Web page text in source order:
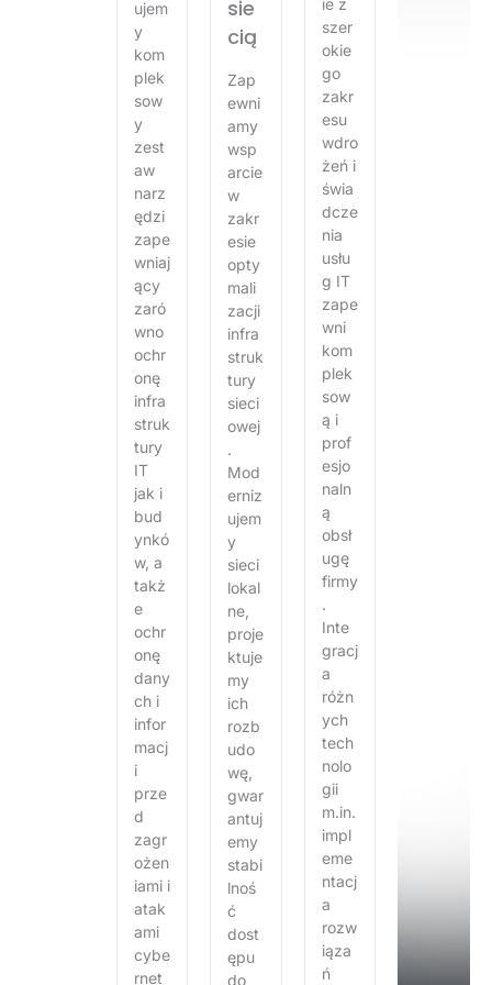
ujem
y
kom
plek
sow
y
zest
aw
narz
ędzi
zape
wniaj
ący
zaró
wno
ochr
onę
infra
struk
tury
IT
jak i
bud
ynkó
w, a
takż
e
ochr
onę
dany
ch i
infor
macj
i
prze
d
zagr
ożen
iami i
atak
ami
cybe
rnet
sie
cią
Zap
ewni
amy
wsp
arcie
w
zakr
esie
opty
mali
zacji
infra
struk
tury
sieci
owej
.
Mod
erniz
ujem
y
sieci
lokal
ne,
proje
ktuje
my
ich
rozb
udo
wę,
gwar
antuj
emy
stabi
lnoś
ć
dost
ępu
do
ie z
szer
okie
go
zakr
esu
wdro
żeń i
świa
dcze
nia
usłu
g IT
zape
wni
kom
plek
sow
ą i
prof
esjo
naln
ą
obsł
ugę
firmy
.
Inte
gracj
a
różn
ych
tech
nolo
gii
m.in.
impl
eme
ntacj
a
rozw
iąza
ń